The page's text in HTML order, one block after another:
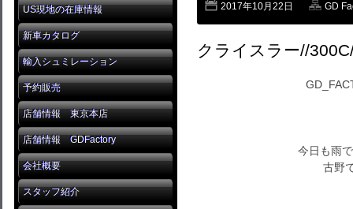
US現地の在庫情報
新車カタログ
輸入シュミレーション
予約販売
店舗情報 東京本店
店舗情報 GDFactory
会社概要
スタッフ紹介
2017年10月22日 GD
クライスラー//
今日も雨
古野